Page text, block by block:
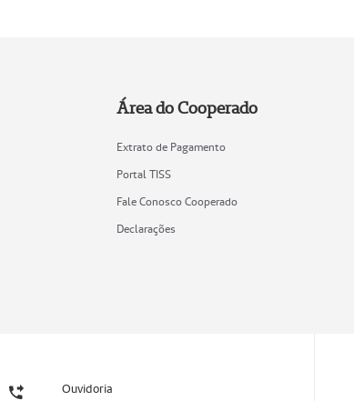
Área do Cooperado
Extrato de Pagamento
Portal TISS
Fale Conosco Cooperado
Declarações
Ouvidoria